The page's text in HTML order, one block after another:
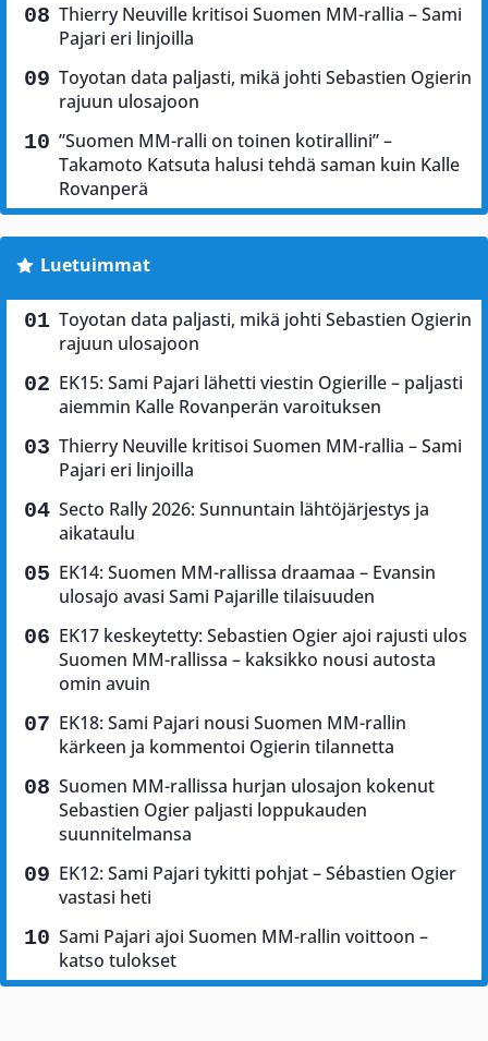
Thierry Neuville kritisoi Suomen MM-rallia – Sami
Pajari eri linjoilla
Toyotan data paljasti, mikä johti Sebastien Ogierin
rajuun ulosajoon
”Suomen MM-ralli on toinen kotirallini” –
Takamoto Katsuta halusi tehdä saman kuin Kalle
Rovanperä
Luetuimmat
Toyotan data paljasti, mikä johti Sebastien Ogierin
rajuun ulosajoon
EK15: Sami Pajari lähetti viestin Ogierille – paljasti
aiemmin Kalle Rovanperän varoituksen
Thierry Neuville kritisoi Suomen MM-rallia – Sami
Pajari eri linjoilla
Secto Rally 2026: Sunnuntain lähtöjärjestys ja
aikataulu
EK14: Suomen MM-rallissa draamaa – Evansin
ulosajo avasi Sami Pajarille tilaisuuden
EK17 keskeytetty: Sebastien Ogier ajoi rajusti ulos
Suomen MM-rallissa – kaksikko nousi autosta
omin avuin
EK18: Sami Pajari nousi Suomen MM-rallin
kärkeen ja kommentoi Ogierin tilannetta
Suomen MM-rallissa hurjan ulosajon kokenut
Sebastien Ogier paljasti loppukauden
suunnitelmansa
EK12: Sami Pajari tykitti pohjat – Sébastien Ogier
vastasi heti
Sami Pajari ajoi Suomen MM-rallin voittoon –
katso tulokset